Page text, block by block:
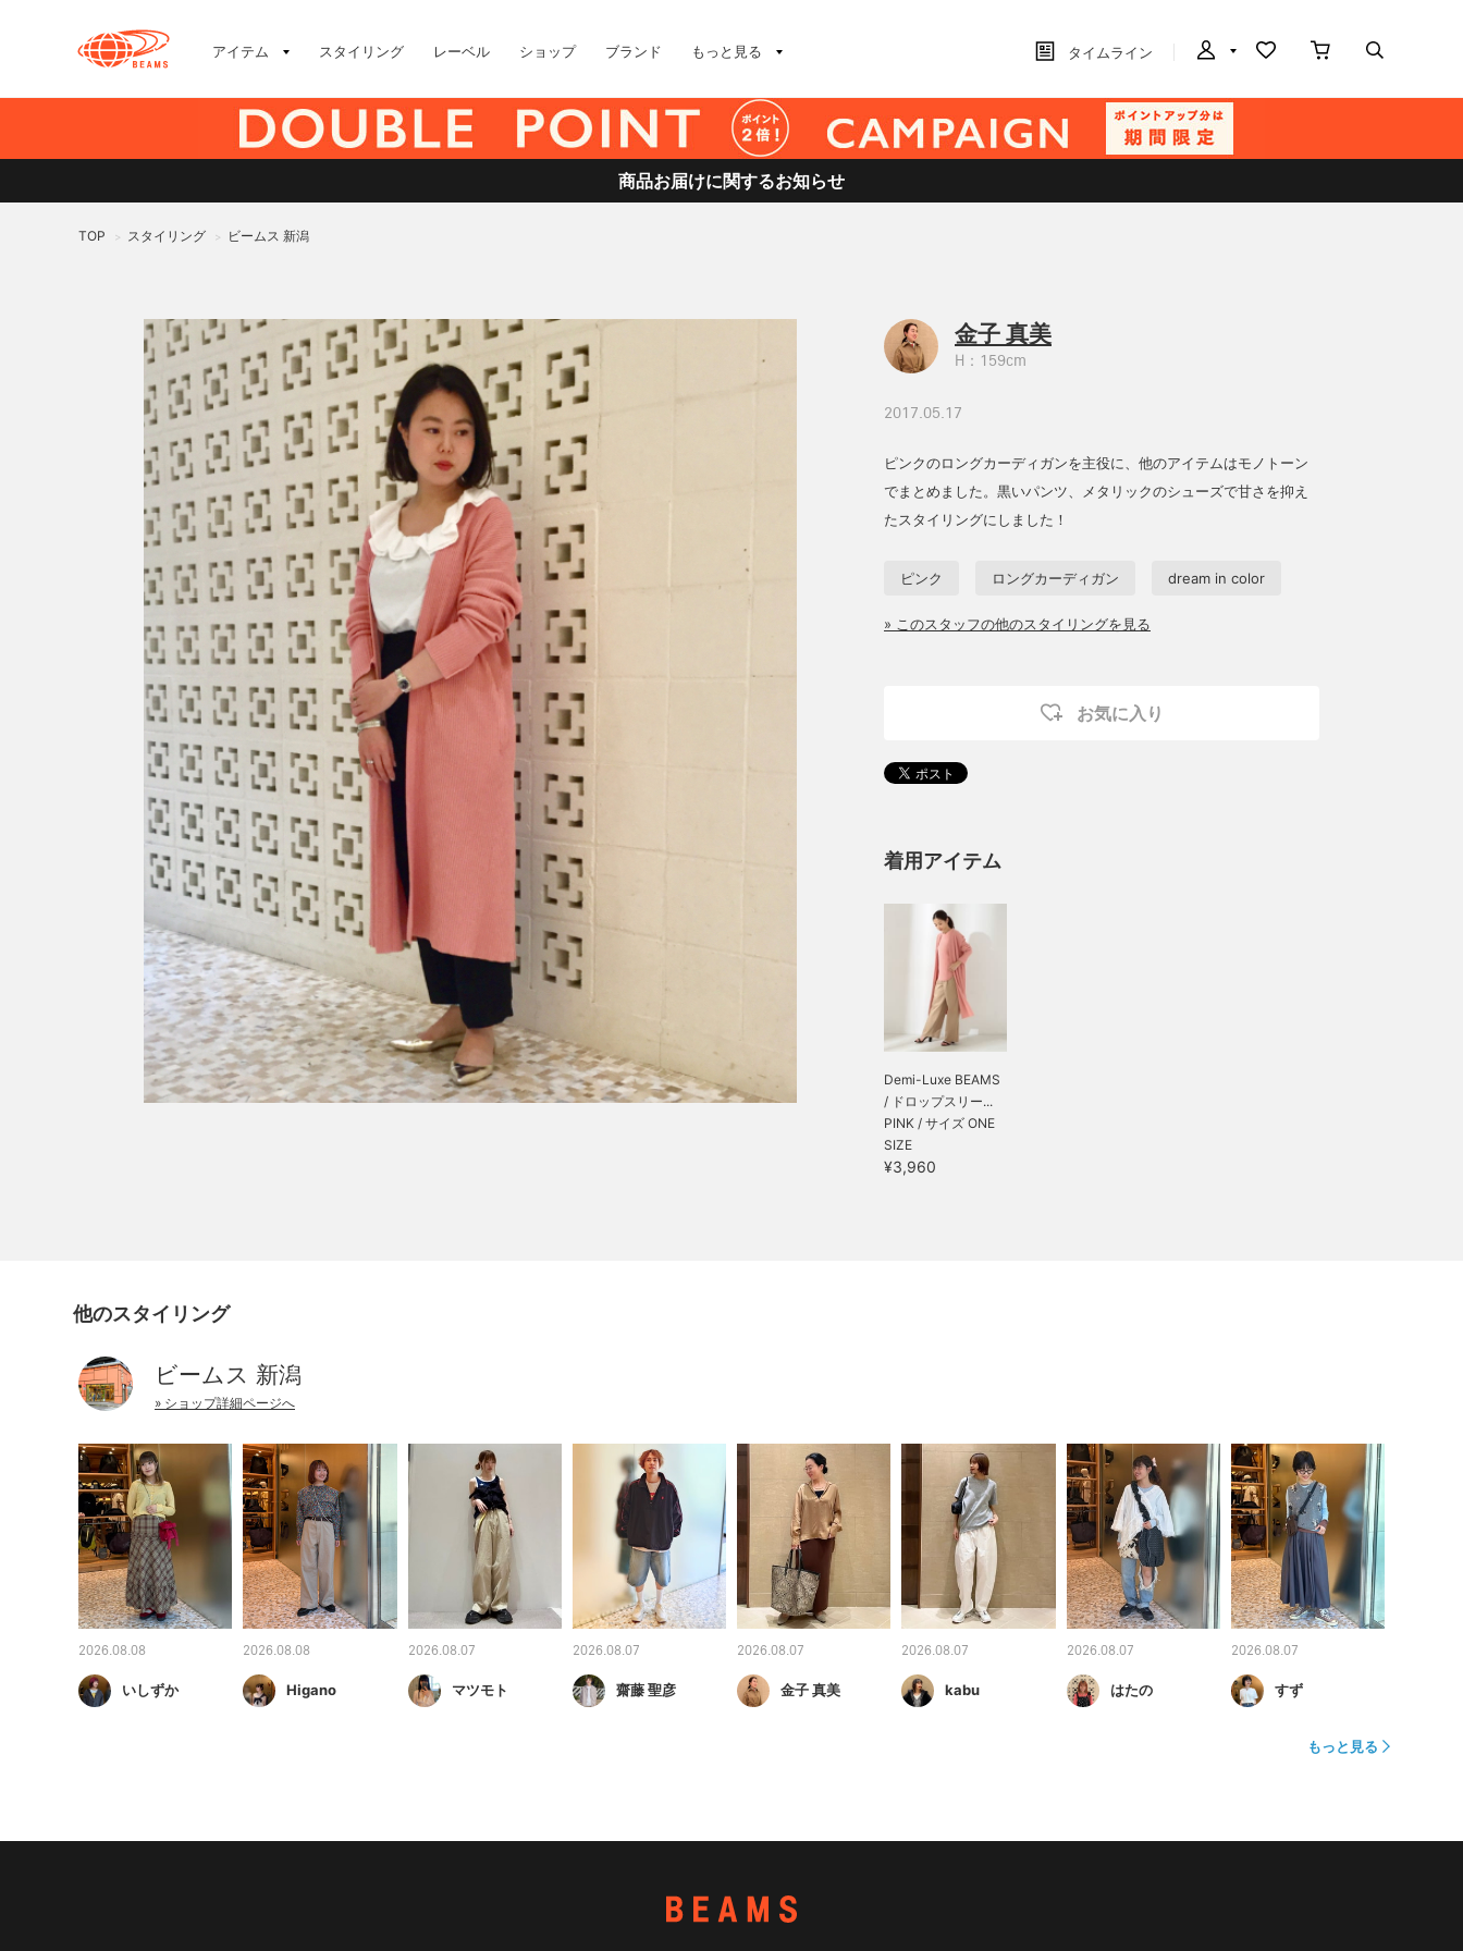
アイテム スタイリング レーベル ショップ ブランド もっと見る タイムライン
商品お届けに関するお知らせ
TOP > スタイリング > ビームス 新潟
金子 真美
H：159cm
2017.05.17
ピンクのロングカーディガンを主役に、他のアイテムはモノトーン
でまとめました。黒いパンツ、メタリックのシューズで甘さを抑え
たスタイリングにしました！
ピンク ロングカーディガン dream in color
» このスタッフの他のスタイリングを見る
お気に入り
着用アイテム
Demi-Luxe BEAMS
/ ドロップスリー...
PINK / サイズ ONE
SIZE
¥3,960
他のスタイリング
ビームス 新潟
» ショップ詳細ページへ
2026.08.08
いしずか
2026.08.08
Higano
2026.08.07
マツモト
2026.08.07
齋藤 聖彦
2026.08.07
金子 真美
2026.08.07
kabu
2026.08.07
はたの
2026.08.07
すず
もっと見る